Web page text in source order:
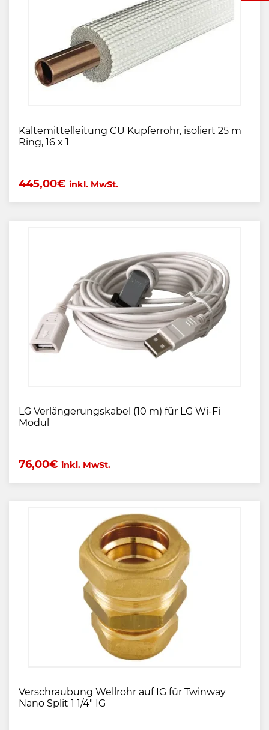
Kältemittelleitung CU Kupferrohr, isoliert 25 m
Ring, 16 x 1
445,00€ inkl. MwSt.
LG Verlängerungskabel (10 m) für LG Wi-Fi
Modul
76,00€ inkl. MwSt.
Verschraubung Wellrohr auf IG für Twinway
Nano Split 1 1/4" IG